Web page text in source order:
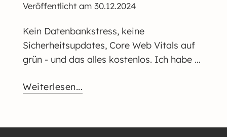
Veröffentlicht am 30.12.2024
Kein Datenbankstress, keine
Sicherheitsupdates, Core Web Vitals auf
grün - und das alles kostenlos. Ich habe …
Weiterlesen...